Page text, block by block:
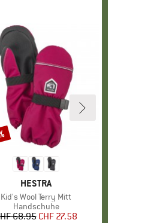
MARKE
HESTRA
Artikel
Kid's Wool Terry Mitt
Produktgruppe
Handschuhe
Preis
68.95reduzierter Preis
CHF 27.58